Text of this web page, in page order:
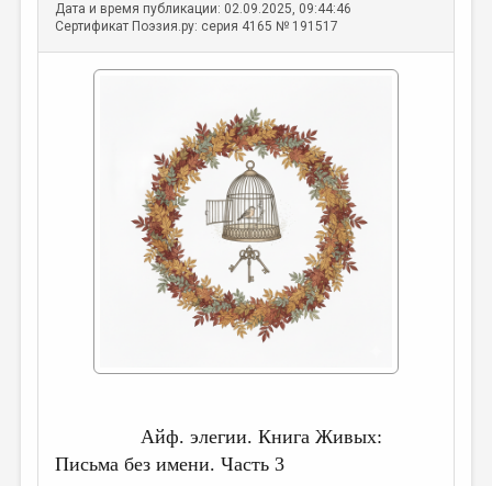
ЛИТСАЛОН
ПРОИЗВЕДЕНИЯ
ДЕТСКАЯ КОМНАТА
ОБЗОР ЛИТЕРАТУРЫ
Дата и время публикации: 02.09.2025, 09:44:46
Сертификат Поэзия.ру: серия 4165 № 191517
Айф. элегии. Книга Живых:
Письма без имени. Часть 3